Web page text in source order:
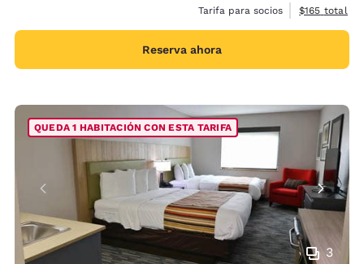
Tarifa para socios
Ver detalles
$165 total
Reserva ahora
3
QUEDA 1 HABITACIÓN CON ESTA TARIFA